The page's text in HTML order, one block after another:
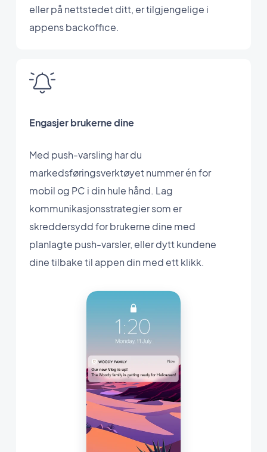
eller på nettstedet ditt, er tilgjengelige i
appens backoffice.
Engasjer brukerne dine
Med push-varsling har du
markedsføringsverktøyet nummer én for
mobil og PC i din hule hånd. Lag
kommunikasjonsstrategier som er
skreddersydd for brukerne dine med
planlagte push-varsler, eller dytt kundene
dine tilbake til appen din med ett klikk.